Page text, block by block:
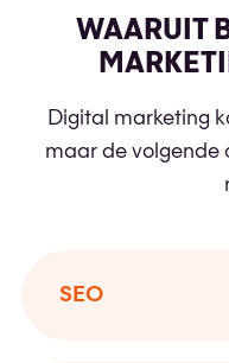
WAARUIT
Digital marketing
maar de volgende
SEO